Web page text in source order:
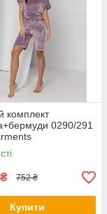
комплект
0290/291
₴ 752 ₴
Купити